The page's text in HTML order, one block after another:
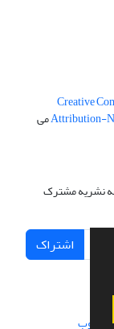
Creative
Attribution-می
نشریه مشترک
اشتراک
سیناوب